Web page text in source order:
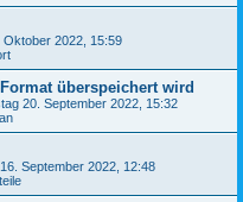
Oktober 2022, 15:59
überspeichert wird
20. September 2022, 15:32
September 2022, 12:48